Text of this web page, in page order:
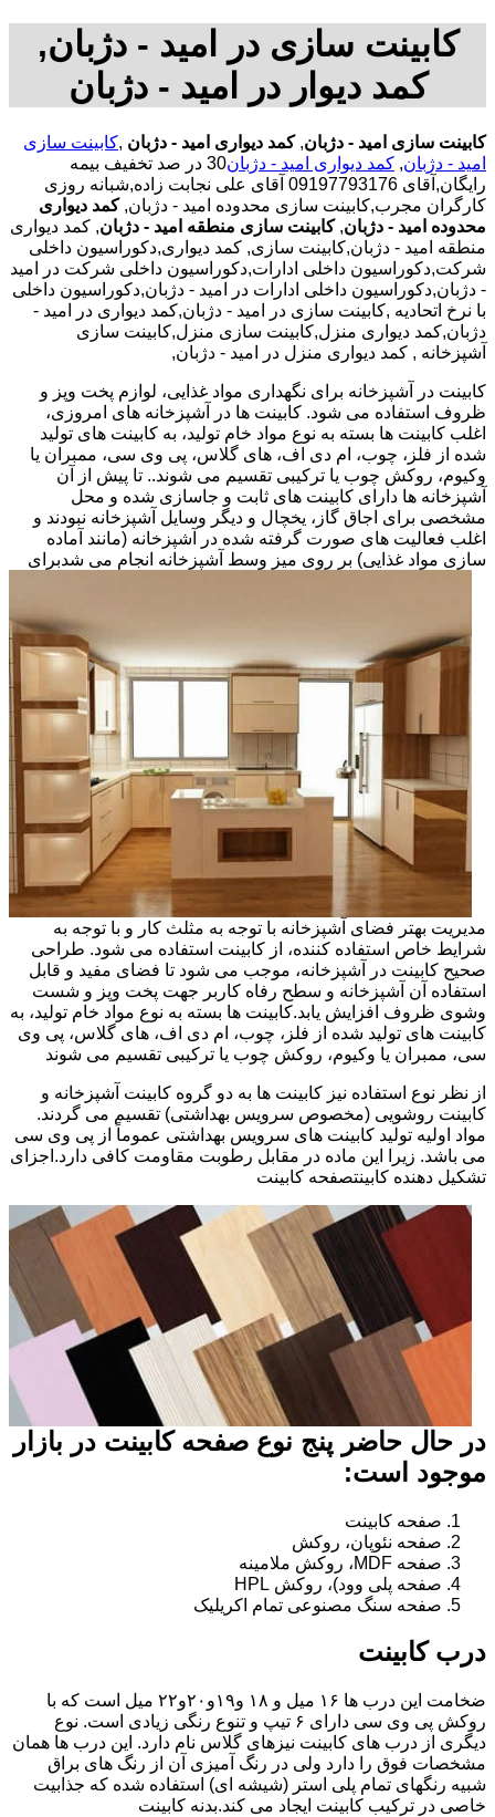
کابینت سازی در امید - دژبان,
کمد دیوار در امید - دژبان
کابینت سازی امید - دژبان,کمد دیواری امید - دژبان ,کابینت سازی
امید - دژبان, کمد دیواری امید - دژبان
30 در صد تخفیف بیمه
رایگان,آقای 09197793176 آقای علی نجابت زاده,شبانه روزی
کارگران مجرب,کابینت سازی محدوده امید - دژبان,کمد دیواری
محدوده امید - دژبان, کابینت سازی منطقه امید - دژبان, کمد دیواری
منطقه امید - دژبان,کابینت سازی, کمد دیواری,دکوراسیون داخلی
شرکت,دکوراسیون داخلی ادارات,دکوراسیون داخلی شرکت در امید
- دژبان,دکوراسیون داخلی ادارات در امید - دژبان,دکوراسیون داخلی
با نرخ اتحادیه ,کابینت سازی در امید - دژبان,کمد دیواری در امید -
دژبان,کمد دیواری منزل,کابینت سازی منزل,کابینت سازی
آشپزخانه , کمد دیواری منزل در امید - دژبان,
کابینت در آشپزخانه برای نگهداری مواد غذایی، لوازم پخت وپز و
ظروف استفاده می شود. کابینت ها در آشپزخانه های امروزی،
اغلب کابینت ها بسته به نوع مواد خام تولید، به کابینت های تولید
شده از فلز، چوب، ام دی اف، های گلاس، پی وی سی، ممبران یا
وکیوم، روکش چوب یا ترکیبی تقسیم می شوند.. تا پیش از آن
آشپزخانه ها دارای کابینت های ثابت و جاسازی شده و محل
مشخصی برای اجاق گاز، یخچال و دیگر وسایل آشپزخانه نبودند و
اغلب فعالیت های صورت گرفته شده در آشپزخانه (مانند آماده
سازی مواد غذایی) بر روی میز وسط آشپزخانه انجام می شدبرای
مدیریت بهتر فضای آشپزخانه با توجه به مثلث کار و با توجه به
شرایط خاص استفاده کننده، از کابینت استفاده می شود. طراحی
صحیح کابینت در آشپزخانه، موجب می شود تا فضای مفید و قابل
استفاده آن آشپزخانه و سطح رفاه کاربر جهت پخت وپز و شست
وشوی ظروف افزایش یابد.کابینت ها بسته به نوع مواد خام تولید، به
کابینت های تولید شده از فلز، چوب، ام دی اف، های گلاس، پی وی
سی، ممبران یا وکیوم، روکش چوب یا ترکیبی تقسیم می شوند
از نظر نوع استفاده نیز کابینت ها به دو گروه کابینت آشپزخانه و
کابینت روشویی (مخصوص سرویس بهداشتی) تقسیم می گردند.
مواد اولیه تولید کابینت های سرویس بهداشتی عموماً از پی وی سی
می باشد. زیرا این ماده در مقابل رطوبت مقاومت کافی دارد.اجزای
تشکیل دهنده کابینتصفحه کابینت
در حال حاضر پنج نوع صفحه کابینت در بازار
موجود است:
صفحه کابینت
صفحه نئوپان، روکش
صفحه MDF، روکش ملامینه
صفحه پلی وود)، روکش HPL
صفحه سنگ مصنوعی تمام اکریلیک
درب کابینت
ضخامت این درب ها ۱۶ میل و ۱۸ و١٩و٢٠و٢٢ میل است که با
روکش پی وی سی دارای ۶ تیپ و تنوع رنگی زیادی است. نوع
دیگری از درب های کابینت نیزهای گلاس نام دارد. این درب ها همان
مشخصات فوق را دارد ولی در رنگ آمیزی آن از رنگ های براق
شبیه رنگهای تمام پلی استر (شیشه ای) استفاده شده که جذابیت
خاصی در ترکیب کابینت ایجاد می کند.بدنه کابینت